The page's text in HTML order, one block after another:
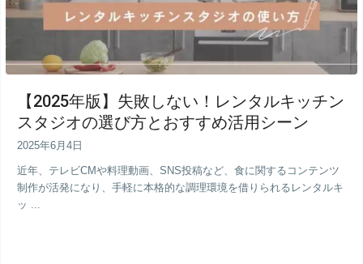
【2025年版】失敗しない！レンタルキッチン
スタジオの選び方とおすすめ活用シーン
2025年6月4日
近年、テレビCMや料理動画、SNS投稿など、食に関するコンテンツ
制作が活発になり、手軽に本格的な調理環境を借りられるレンタルキ
ッ ...